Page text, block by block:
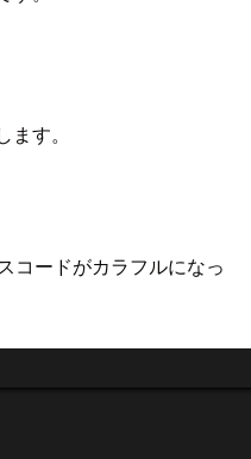
す。
コードがカラフルになっ